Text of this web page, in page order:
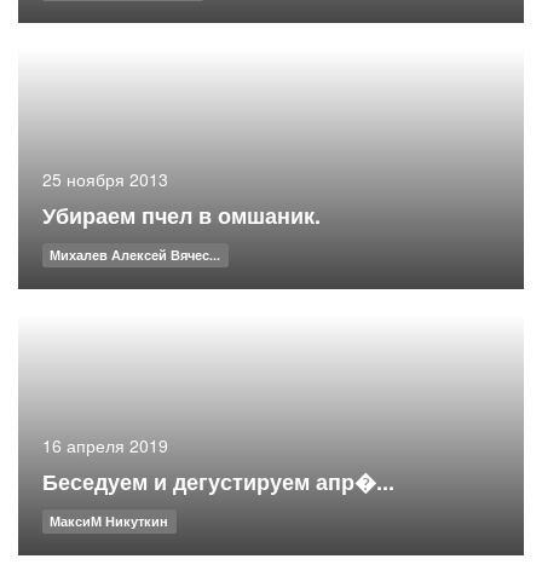
25 ноября 2013
Убираем пчел в омшаник.
Михалев Алексей Вячес...
16 апреля 2019
Беседуем и дегустируем апр�...
МаксиМ Никуткин